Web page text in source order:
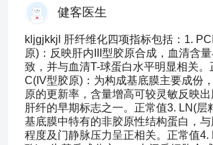
健客医生
kljgjkkjl 肝纤维化四项指标包括：1.
原)：反映肝内III型胶原合成，血清含
致，并与血清T-球蛋白水平明显相关。
C(IV型胶原)：为构成基底膜主要成份
原的更新率，含量增高可较灵敏反映
肝纤的早期标志之一。正常值3. LN(层
基底膜中特有的非胶原性结构蛋白，
程度及门静脉压力呈正相关。正常值4.